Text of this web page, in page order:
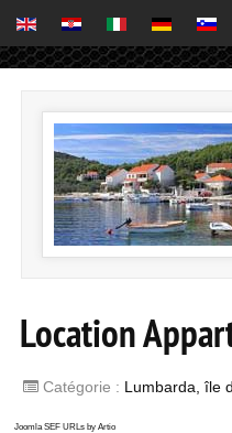
Location
Catégorie : Lumbarda, île
Joomla SEF URLs by Artio